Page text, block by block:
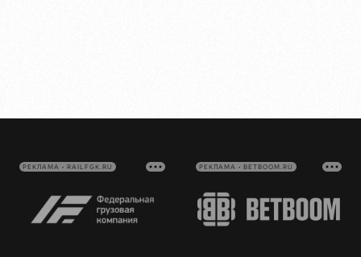
РЕКЛАМА • RAILFGK.RU РЕКЛАМА • BETBOOM.RU